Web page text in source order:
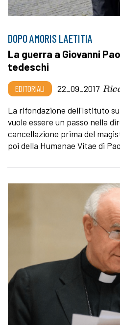
DOPO AMORIS LAETITIA
La guerra a Giovanni
tedeschi
EDITORIALI 22_09_2017
La rifondazione dell'Istituto
vuole essere un passo nella
cancellazione prima del
poi della Humanae Vitae di